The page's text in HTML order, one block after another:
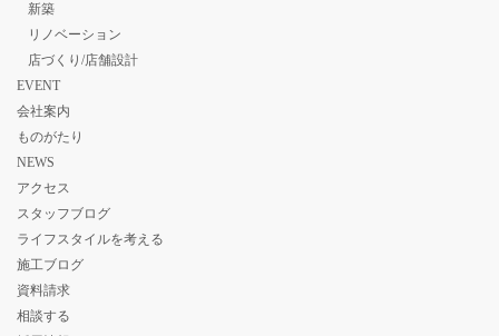
新築
リノベーション
店づくり/店舗設計
EVENT
会社案内
ものがたり
NEWS
アクセス
スタッフブログ
ライフスタイルを考える
施工ブログ
資料請求
相談する